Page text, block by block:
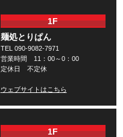
1F
麺処とりぱん
TEL 090-9082-7971
営業時間 11：00～0：00
定休日 不定休
ウェブサイトはこちら
1F